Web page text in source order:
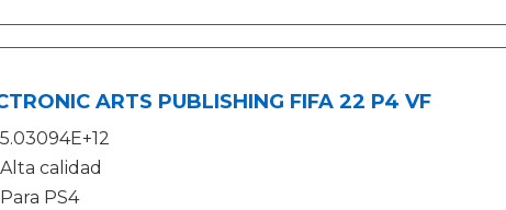
ARTS PUBLISHING FIFA 22 P4 VF
5.03094E+12
Alta calidad
Para PS4